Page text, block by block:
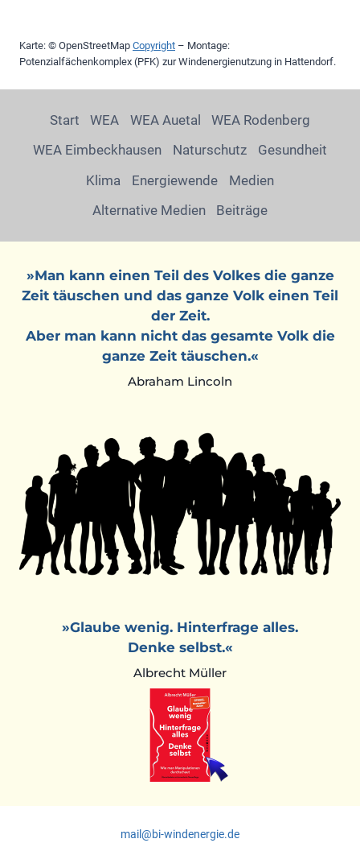
Karte: © OpenStreetMap Copyright – Montage:
Potenzialfächenkomplex (PFK) zur Windenergienutzung in Hattendorf.
Start WEA WEA Auetal
WEA Rodenberg
WEA Eimbeckhausen
Naturschutz
Gesundheit
Klima
Energiewende
Medien
Alternative Medien
Beiträge
»Man kann einen Teil des Volkes die ganze
Zeit täuschen und das ganze Volk einen Teil
der Zeit.
Aber man kann nicht das gesamte Volk die
ganze Zeit täuschen.«
Abraham Lincoln
»Glaube wenig. Hinterfrage alles.
Denke selbst.«
Albrecht Müller
mail@bi-windenergie.de